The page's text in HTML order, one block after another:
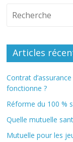
Articles
Contrat
fonctionne ?
Réforme du 100 %
Quelle mutuelle
Mutuelle pour les